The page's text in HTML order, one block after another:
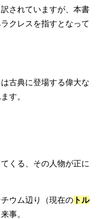
されていますが、本書
クレスを指すとなって
古典に登場する偉大な
す。
くる、その人物が正に
ウム辺り（現在の トル
事。